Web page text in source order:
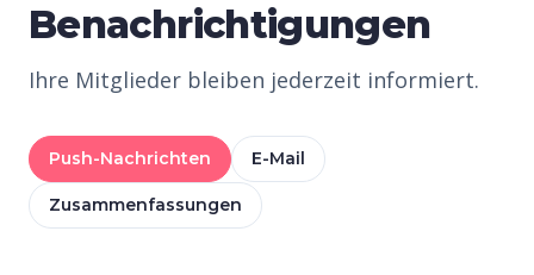
Benachrichtigungen
Ihre Mitglieder bleiben jederzeit informiert.
Push-Nachrichten E-Mail
Zusammenfassungen